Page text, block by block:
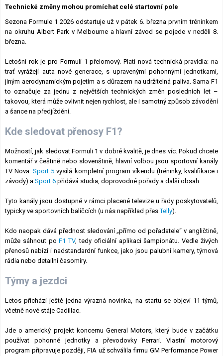
Lexikon F1
Technické změny mohou promíchat celé startovní pole
Sezona Formule 1 2026 odstartuje už v pátek 6. března prvním tréninkem
na okruhu Albert Park v Melbourne a hlavní závod se pojede v neděli 8.
března.
Letošní rok je pro Formuli 1 přelomový. Platí nová technická pravidla: na
trať vyrážejí auta nové generace, s upravenými pohonnými jednotkami,
jiným aerodynamickým pojetím a s důrazem na udržitelná paliva. Sama F1
to označuje za jednu z největších technických změn posledních let –
takovou, která může ovlivnit nejen rychlost, ale i samotný způsob závodění
a šance na předjíždění.
Kde sledovat přenosy F1?
Možností, jak sledovat Formuli 1 v dobré kvalitě, je dnes víc. Pokud chcete
komentář v češtině nebo slovenštině, hlavní volbou jsou sportovní kanály
TV Nova:Sport 5 vysílá kompletní program víkendu (tréninky, kvalifikace i
závody) a Sport 6 přidává studia, doprovodné pořady a další obsah.
Tyto kanály jsou dostupné v rámci placené televize u řady poskytovatelů,
typicky ve sportovních balíčcích (u nás například přesTelly).
Kdo naopak dává přednost sledování „přímo od pořadatele“ v angličtině,
může sáhnout poF1 TV, tedy oficiální aplikaci šampionátu. Vedle živých
přenosů nabízí i nadstandardní funkce, jako jsou palubní kamery, týmová
rádia nebo detailní časomíry.
Týmy a jezdci
Letos přichází ještě jedna výrazná novinka, na startu se objeví 11 týmů,
včetně nové stáje Cadillac.
Jde o americký projekt koncernu General Motors, který bude v začátku
používat pohonné jednotky a převodovky Ferrari. Vlastní motorový
program připravuje později, FIA už schválila firmu GM Performance Power